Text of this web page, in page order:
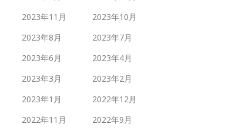
2023年11月
2023年10月
2023年8月
2023年7月
2023年6月
2023年4月
2023年3月
2023年2月
2023年1月
2022年12月
2022年11月
2022年9月